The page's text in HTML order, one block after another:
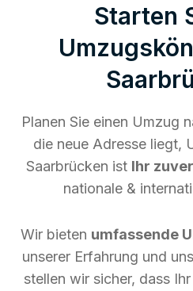
Starten
Planen Sie einen Umzug
die neue Adresse liegt,
Saarbrücken ist Ihr
nationale &
Wir bieten umfassende
unserer Erfahrung und
stellen wir sicher, dass